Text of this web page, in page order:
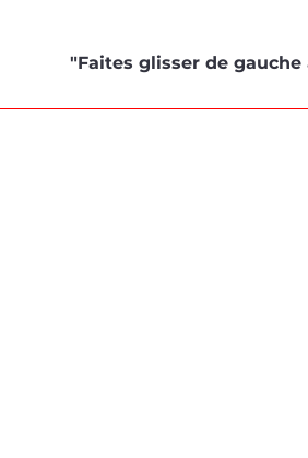
"Faites glisser de